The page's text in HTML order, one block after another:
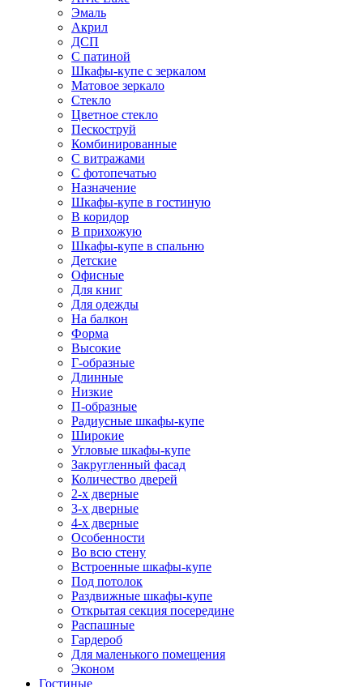
Эмаль
Акрил
ДСП
С патиной
Шкафы-купе с зеркалом
Матовое зеркало
Стекло
Цветное стекло
Пескоструй
Комбинированные
С витражами
С фотопечатью
Назначение
Шкафы-купе в гостиную
В коридор
В прихожую
Шкафы-купе в спальню
Детские
Офисные
Для книг
Для одежды
На балкон
Форма
Высокие
Г-образные
Длинные
Низкие
П-образные
Радиусные шкафы-купе
Широкие
Угловые шкафы-купе
Закругленный фасад
Количество дверей
2-х дверные
3-х дверные
4-х дверные
Особенности
Во всю стену
Встроенные шкафы-купе
Под потолок
Раздвижные шкафы-купе
Открытая секция посередине
Распашные
Гардероб
Для маленького помещения
Эконом
Гостиные